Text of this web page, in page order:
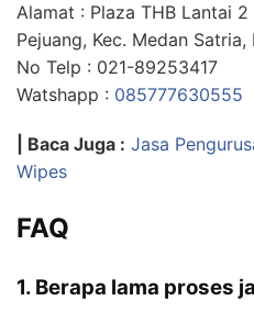
Alamat : Plaza THB Lantai 2
Pejuang, Kec. Medan Satria,
No Telp : 021-89253417
Watshapp : 085777630555
| Baca Juga : Jasa
Wipes
FAQ
1. Berapa lama proses